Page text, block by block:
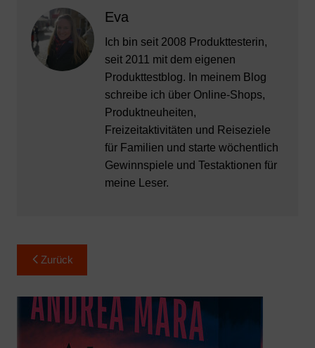
Eva
Ich bin seit 2008 Produkttesterin,
seit 2011 mit dem eigenen
Produkttestblog. In meinem Blog
schreibe ich über Online-Shops,
Produktneuheiten,
Freizeitaktivitäten und Reiseziele
für Familien und starte wöchentlich
Gewinnspiele und Testaktionen für
meine Leser.
Beitragsnavigation
Zurück